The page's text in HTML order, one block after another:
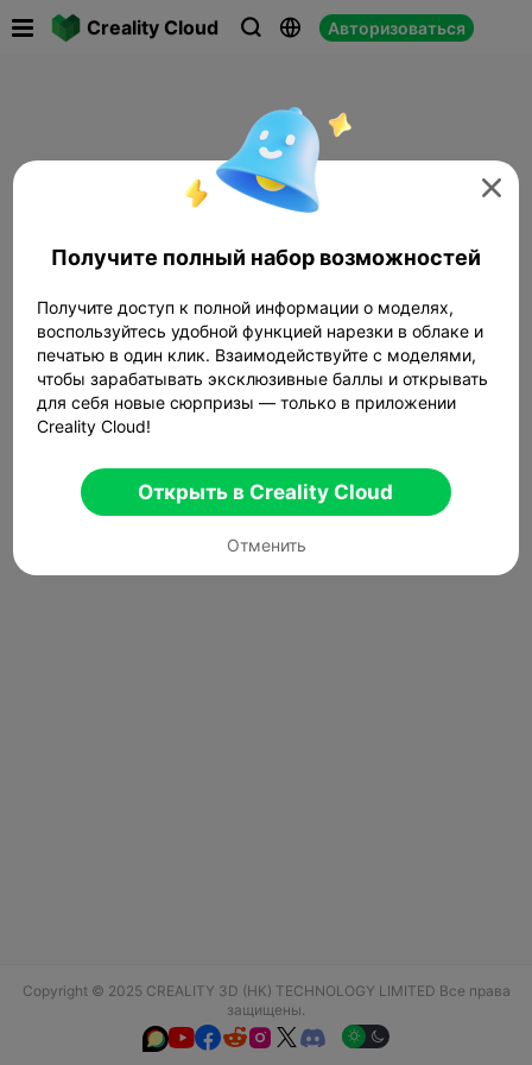
Creality Cloud   Авторизоваться
Copyright © 2025 CREALITY 3D (HK) TECHNOLOGY LIMITED Все права
защищены.
  

Получите полный набор возможностей
Получите доступ к полной информации о моделях,
воспользуйтесь удобной функцией нарезки в облаке и
печатью в один клик. Взаимодействуйте с моделями,
чтобы зарабатывать эксклюзивные баллы и открывать
для себя новые сюрпризы — только в приложении
Creality Cloud!
Открыть в Creality Cloud
Отменить